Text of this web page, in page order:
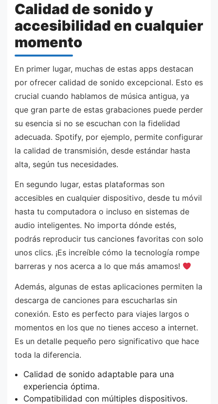
Calidad de sonido y
accesibilidad en cualquier
momento
En primer lugar, muchas de estas apps destacan
por ofrecer calidad de sonido excepcional. Esto es
crucial cuando hablamos de música antigua, ya
que gran parte de estas grabaciones puede perder
su esencia si no se escuchan con la fidelidad
adecuada. Spotify, por ejemplo, permite configurar
la calidad de transmisión, desde estándar hasta
alta, según tus necesidades.
En segundo lugar, estas plataformas son
accesibles en cualquier dispositivo, desde tu móvil
hasta tu computadora o incluso en sistemas de
audio inteligentes. No importa dónde estés,
podrás reproducir tus canciones favoritas con solo
unos clics. ¡Es increíble cómo la tecnología rompe
barreras y nos acerca a lo que más amamos!
Además, algunas de estas aplicaciones permiten la
descarga de canciones para escucharlas sin
conexión. Esto es perfecto para viajes largos o
momentos en los que no tienes acceso a internet.
Es un detalle pequeño pero significativo que hace
toda la diferencia.
Calidad de sonido adaptable para una
experiencia óptima.
Compatibilidad con múltiples dispositivos.